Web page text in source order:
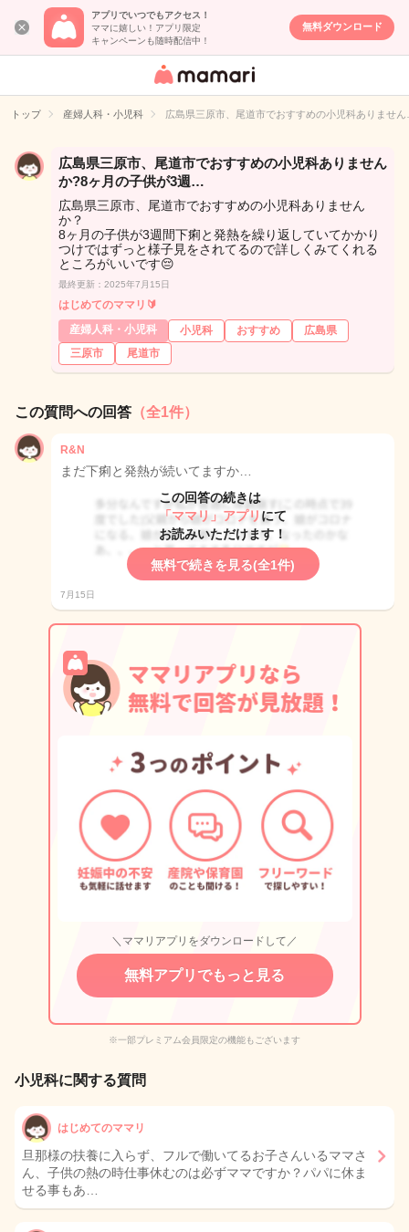
アプリでいつでもアクセス！
ママに嬉しい！アプリ限定
キャンペーンも随時配信中！
無料ダウンロード
女性専用匿名QA
イト
トップ 産婦人科・小児科 広島県三原市、尾道市でおすすめの小児科ありませ
広島県三原市、尾道市でおすすめの小児科ありません
か?8ヶ月の子供が3週…
広島県三原市、尾道市でおすすめの小児科ありません
か？
8ヶ月の子供が3週間下痢と発熱を繰り返していてかかり
つけではずっと様子見をされてるので詳しくみてくれる
ところがいいです😔
最終更新：2025年7月15日
はじめてのママリ🔰
産婦人科・小児科
小児科 おすすめ
広島県
三原市
尾道市
この質問への回答 （全1件）
R&N
まだ下痢と発熱が続いてますか…
この回答の続きは
「ママリ」アプリ にて
お読みいただけます！
無料で続きを見る(全1件)
7月15日
＼ママリアプリをダウンロードして／
無料アプリでもっと見る
※一部プレミアム会員限定の機能もございます
小児科に関する質問
はじめてのママリ
旦那様の扶養に入らず、フルで働いてるお子さんいるママさ
ん、子供の熱の時仕事休むのは必ずママですか？パパに休ま
せる事もあ…